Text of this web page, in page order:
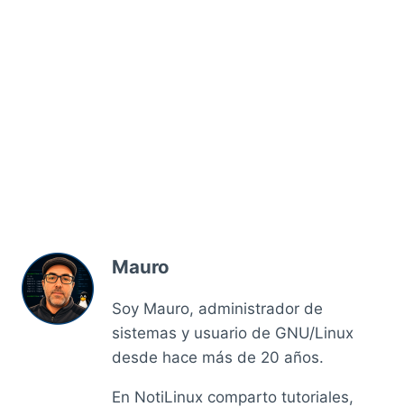
Mauro
Soy Mauro, administrador de
sistemas y usuario de GNU/Linux
desde hace más de 20 años.
En NotiLinux comparto tutoriales,